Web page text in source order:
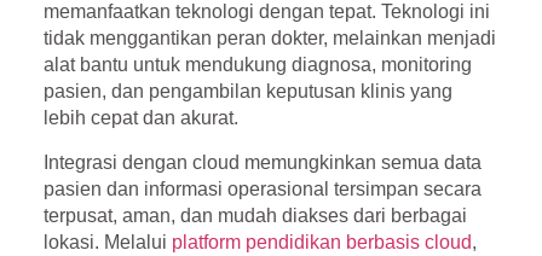
memanfaatkan teknologi dengan tepat. Teknologi ini
tidak menggantikan peran dokter, melainkan menjadi
alat bantu untuk mendukung diagnosa, monitoring
pasien, dan pengambilan keputusan klinis yang
lebih cepat dan akurat.
Integrasi dengan cloud memungkinkan semua data
pasien dan informasi operasional tersimpan secara
terpusat, aman, dan mudah diakses dari berbagai
lokasi. Melalui platform pendidikan berbasis cloud,